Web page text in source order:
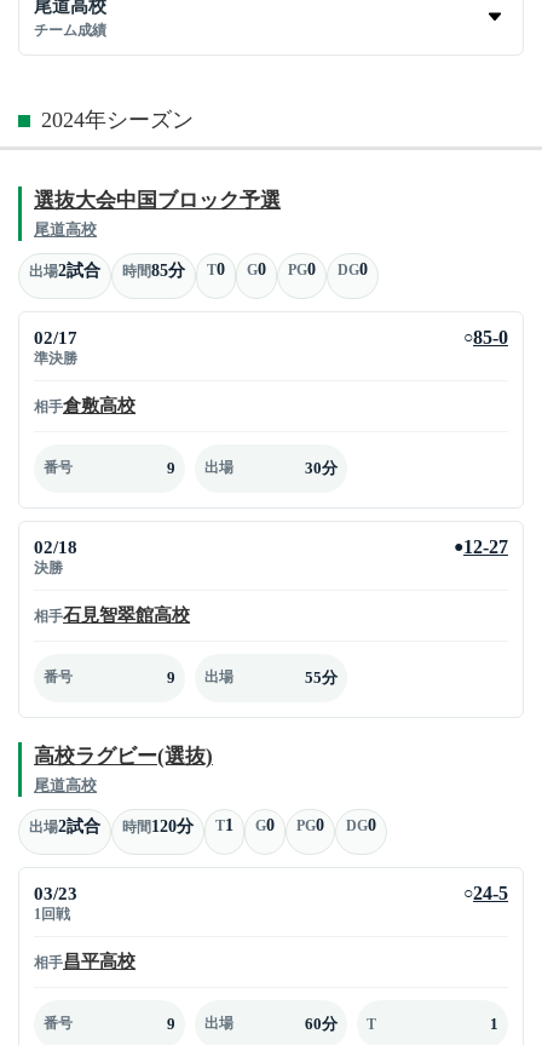
尾道高校
チーム成績
2024年シーズン
選抜大会中国ブロック予選
尾道高校
出場2試合 時間85分 T0 G0 PG0 DG0
02/17
準決勝
○85-0
相手倉敷高校
番号 9 出場 30分
02/18
決勝
●12-27
相手石見智翠館高校
番号 9 出場 55分
高校ラグビー(選抜)
尾道高校
出場2試合 時間120分 T1 G0 PG0 DG0
03/23
1回戦
○24-5
相手昌平高校
番号 9 出場 60分 T 1